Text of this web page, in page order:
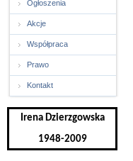
Ogłoszenia
Akcje
Współpraca
Prawo
Kontakt
Irena Dzierzgowska
1948-2009